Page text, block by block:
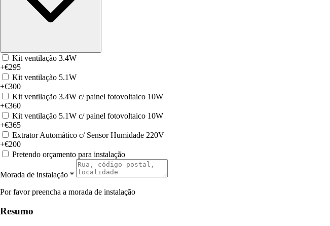
Kit ventilação 3.4W
+€295
Kit ventilação 5.1W
+€300
Kit ventilação 3.4W c/ painel fotovoltaico 10W
+€360
Kit ventilação 5.1W c/ painel fotovoltaico 10W
+€365
Extrator Automático c/ Sensor Humidade 220V
+€200
Pretendo orçamento para instalação
Morada de instalação *
Por favor preencha a morada de instalação
Resumo